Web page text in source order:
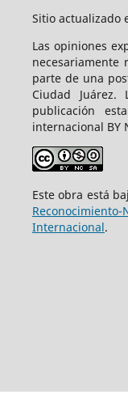
Sitio actualizado
Las opiniones
parte de una
Ciudad
publicación
internacional BY
Este obra está
Internacional.